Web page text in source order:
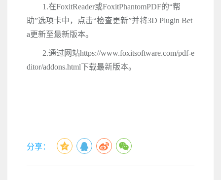
1.在FoxitReader或FoxitPhantomPDF的“帮
助”选项卡中，点击“检查更新”并将3D Plugin Bet
a更新至最新版本。
2.通过网站https://www.foxitsoftware.com/pdf-e
ditor/addons.html下载最新版本。
分享：